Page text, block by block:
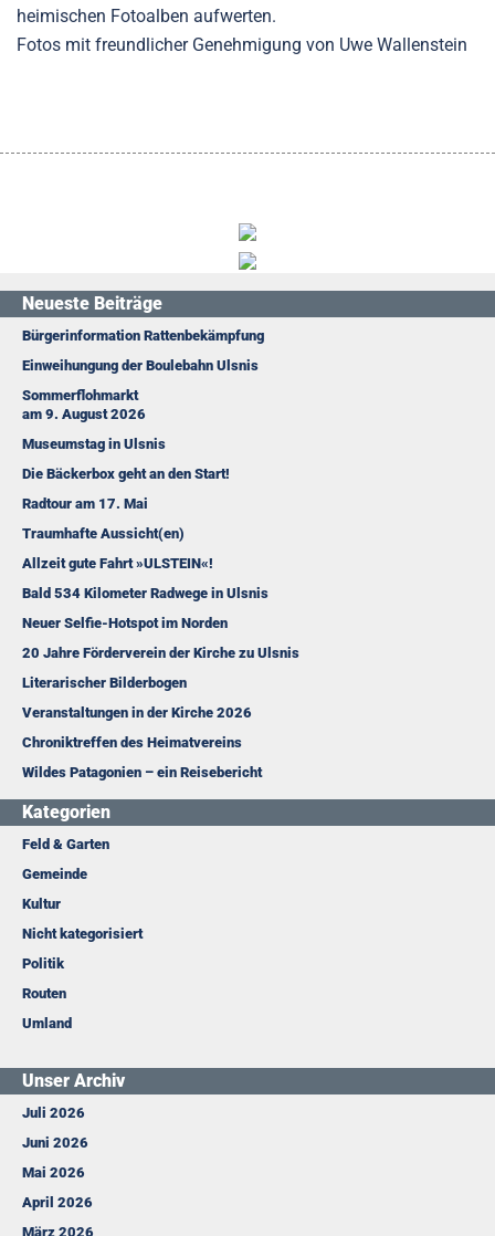
heimischen Fotoalben aufwerten.
Fotos mit freundlicher Genehmigung von Uwe Wallenstein
Neueste Beiträge
Bürgerinformation Rattenbekämpfung
Einweihungung der Boulebahn Ulsnis
Sommerflohmarkt
am 9. August 2026
Museumstag in Ulsnis
Die Bäckerbox geht an den Start!
Radtour am 17. Mai
Traumhafte Aussicht(en)
Allzeit gute Fahrt »ULSTEIN«!
Bald 534 Kilometer Radwege in Ulsnis
Neuer Selfie-Hotspot im Norden
20 Jahre Förderverein der Kirche zu Ulsnis
Literarischer Bilderbogen
Veranstaltungen in der Kirche 2026
Chroniktreffen des Heimatvereins
Wildes Patagonien – ein Reisebericht
Kategorien
Feld & Garten
Gemeinde
Kultur
Nicht kategorisiert
Politik
Routen
Umland
Unser Archiv
Juli 2026
Juni 2026
Mai 2026
April 2026
März 2026